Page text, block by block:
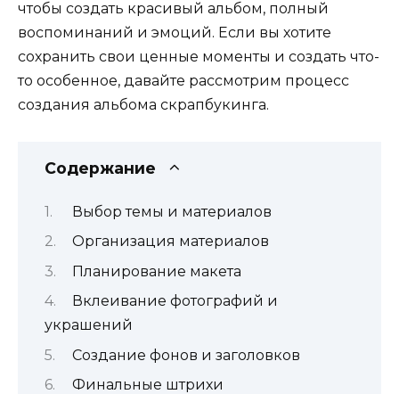
чтобы создать красивый альбом, полный
воспоминаний и эмоций. Если вы хотите
сохранить свои ценные моменты и создать что-
то особенное, давайте рассмотрим процесс
создания альбома скрапбукинга.
Содержание
Выбор темы и материалов
Организация материалов
Планирование макета
Вклеивание фотографий и
украшений
Создание фонов и заголовков
Финальные штрихи